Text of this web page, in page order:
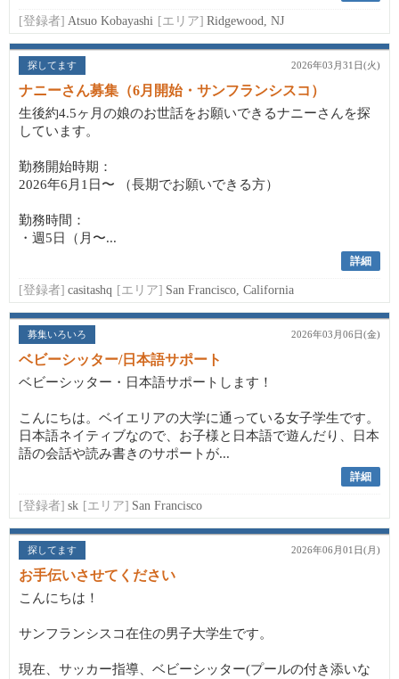
[登録者] Atsuo Kobayashi [エリア] Ridgewood, NJ
探してます 2026年03月31日(火)
ナニーさん募集（6月開始・サンフランシスコ）
生後約4.5ヶ月の娘のお世話をお願いできるナニーさんを探
しています。
勤務開始時期：
2026年6月1日〜 （長期でお願いできる方）
勤務時間：
・週5日（月〜...
詳細
[登録者] casitashq [エリア] San Francisco, California
募集いろいろ 2026年03月06日(金)
ベビーシッター/日本語サポート
ベビーシッター・日本語サポートします！
こんにちは。ベイエリアの大学に通っている女子学生です。
日本語ネイティブなので、お子様と日本語で遊んだり、日本
語の会話や読み書きのサポートが...
詳細
[登録者] sk [エリア] San Francisco
探してます 2026年06月01日(月)
お手伝いさせてください
こんにちは！
サンフランシスコ在住の男子大学生です。
現在、サッカー指導、ベビーシッター(プールの付き添いな